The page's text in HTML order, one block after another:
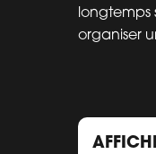
longtemps
organiser